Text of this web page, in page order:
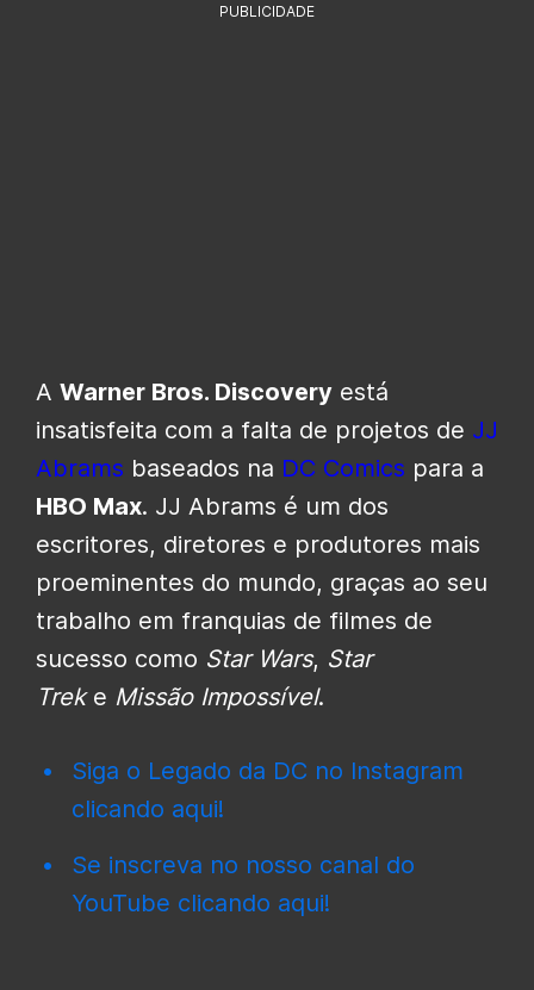
PUBLICIDADE
A Warner Bros. Discovery está
insatisfeita com a falta de projetos de JJ
Abrams baseados na DC Comics para a
HBO Max. JJ Abrams é um dos
escritores, diretores e produtores mais
proeminentes do mundo, graças ao seu
trabalho em franquias de filmes de
sucesso como Star Wars, Star
Treke Missão Impossível.
Siga o Legado da DC no Instagram
clicando aqui!
Se inscreva no nosso canal do
YouTube clicando aqui!